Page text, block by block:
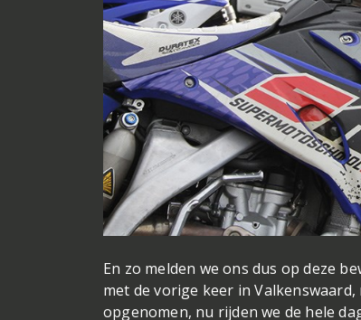
En zo melden we ons dus op deze
met de vorige keer in
opgenomen, nu rijden we de hele